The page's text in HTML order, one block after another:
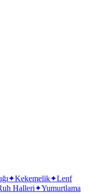
✦Kekemelik✦Lenf
Halleri✦Yumurtlama